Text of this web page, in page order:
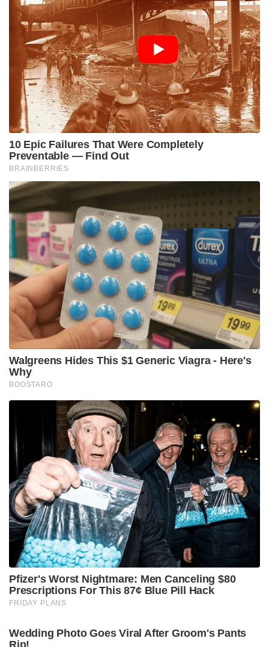
ഇന്ത്യൻ അതിർത്തിയിലേക്ക് കണ്ണുംനട്ടിരിക്കുന്ന ഏത്
വ്യോമപ്രതിരോധ സംവിധാനത്തിനും ഇനി ഈ പേര്
കേട്ടാൽ ഭയക്കണം – രുദ്രം-II. ചാണ്ഡിപൂരിലെ
ഇന്റഗ്രേറ്റഡ് ടെസ്റ്റ് റേഞ്ചിലെ ഡാറ്റകൾ
വ്യക്തമാക്കുന്നത് ഒന്നുമാത്രം; ഇന്ത്യയുടെ വാനോളം
ഉയർന്ന കരുത്ത് ഇനി ആർക്കും തടയാനാവില്ല!”
ഇനി ആകാശത്ത് ഇന്ത്യയുടെ പരമാധികാരത്തിന്
മേൽ ഒരു നിഴൽ പോലും വീഴ്ത്താൻ ആർക്കും
കഴിയില്ല. അതെ, ഇത് പുതിയ ഇന്ത്യയുടെ ആകാശ
Tags: